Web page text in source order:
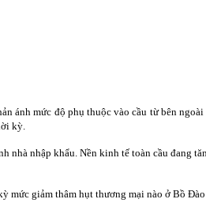
ánh mức độ phụ thuộc vào cầu từ bên
kỳ.
nhập khẩu. Nền kinh tế toàn cầu đang
giảm thâm hụt thương mại nào ở Bồ